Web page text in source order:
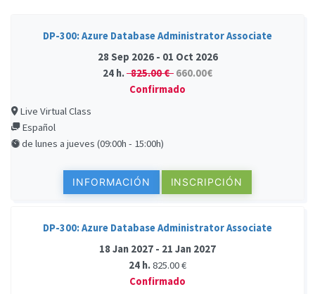
DP-300: Azure Database Administrator Associate
28 Sep 2026 - 01 Oct 2026
24 h.825.00 € 660.00€
Confirmado
Live Virtual Class
Español
de lunes a jueves (09:00h - 15:00h)
INFORMACIÓN INSCRIPCIÓN
DP-300: Azure Database Administrator Associate
18 Jan 2027 - 21 Jan 2027
24 h.825.00 €
Confirmado